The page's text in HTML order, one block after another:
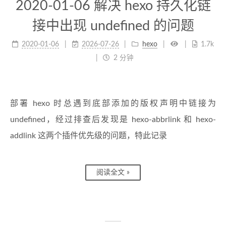
2020-01-06 解决 hexo 持久化链
接中出现 undefined 的问题
2020-01-06 2026-07-26 hexo
1.7k
2 分钟
部署 hexo 时总遇到底部添加的版权声明中链接为
undefined，经过排查后发现是 hexo-abbrlink 和 hexo-
addlink 这两个插件优先级的问题，特此记录
阅读全文 »